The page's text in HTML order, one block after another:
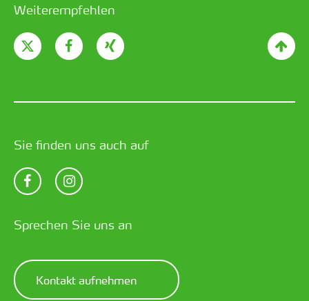
Weiterempfehlen
Sie finden uns auch auf
Sprechen Sie uns an
Kontakt aufnehmen